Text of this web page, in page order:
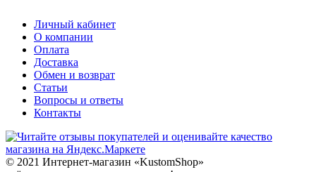
Личный кабинет
О компании
Оплата
Доставка
Обмен и возврат
Статьи
Вопросы и ответы
Контакты
© 2021 Интернет-магазин «KustomShop»